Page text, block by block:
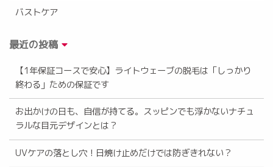
バストケア
最近の投稿
【1年保証コースで安心】ライトウェーブの脱毛は「しっかり
終わる」ための保証です
お出かけの日も、自信が持てる。スッピンでも浮かないナチュ
ラルな目元デザインとは？
UVケアの落とし穴！日焼け止めだけでは防ぎきれない？